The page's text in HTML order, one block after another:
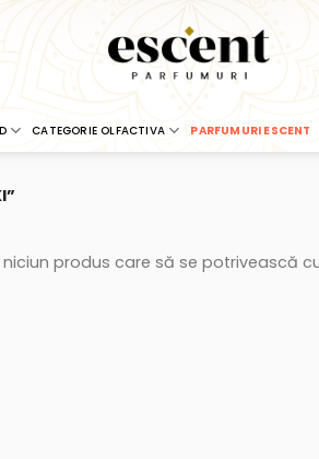
CATEGORIE OLFACTIVA PARFUMURI ESCENT
produs care să se potrivească